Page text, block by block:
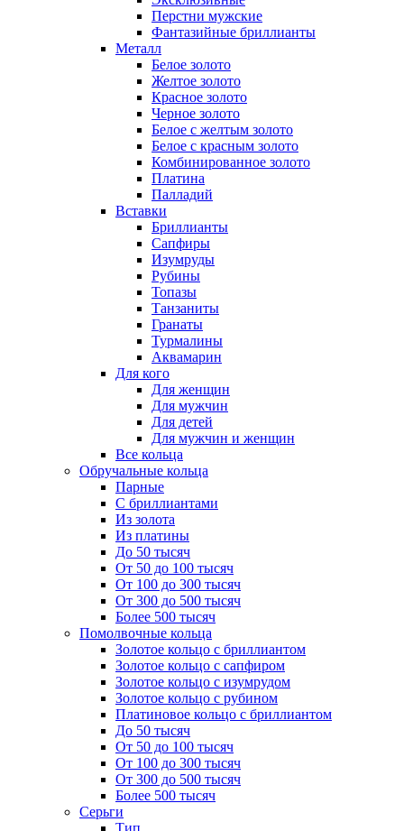
Перстни мужские
Фантазийные бриллианты
Металл
Белое золото
Желтое золото
Красное золото
Черное золото
Белое с желтым золото
Белое с красным золото
Комбинированное золото
Платина
Палладий
Вставки
Бриллианты
Сапфиры
Изумруды
Рубины
Топазы
Танзаниты
Гранаты
Турмалины
Аквамарин
Для кого
Для женщин
Для мужчин
Для детей
Для мужчин и женщин
Все кольца
Обручальные кольца
Парные
С бриллиантами
Из золота
Из платины
До 50 тысяч
От 50 до 100 тысяч
От 100 до 300 тысяч
От 300 до 500 тысяч
Более 500 тысяч
Помолвочные кольца
Золотое кольцо с бриллиантом
Золотое кольцо с сапфиром
Золотое кольцо с изумрудом
Золотое кольцо с рубином
Платиновое кольцо с бриллиантом
До 50 тысяч
От 50 до 100 тысяч
От 100 до 300 тысяч
От 300 до 500 тысяч
Более 500 тысяч
Серьги
Тип